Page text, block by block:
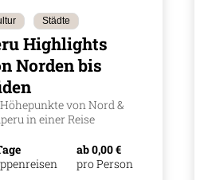
Städte
Highlights
Norden bis
von Nord &
in einer Reise
ab 0,00 €
pro Person